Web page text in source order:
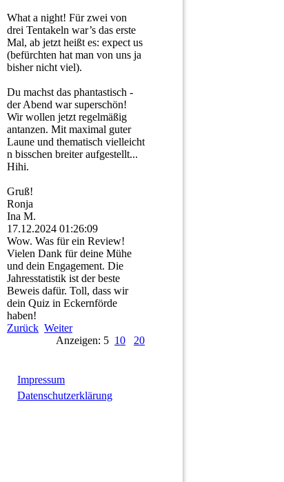
What a night! Für zwei von
drei Tentakeln war’s das erste
Mal, ab jetzt heißt es: expect us
(befürchten hat man von uns ja
bisher nicht viel).
Du machst das phantastisch -
der Abend war superschön!
Wir wollen jetzt regelmäßig
antanzen. Mit maximal guter
Laune und thematisch vielleicht
n bisschen breiter aufgestellt...
Hihi.
Gruß!
Ronja
Ina M.
17.12.2024 01:26:09
Wow. Was für ein Review!
Vielen Dank für deine Mühe
und dein Engagement. Die
Jahresstatistik ist der beste
Beweis dafür. Toll, dass wir
dein Quiz in Eckernförde
haben!
Zurück Weiter
Anzeigen: 5 10 20
Impressum
Datenschutzerklärung